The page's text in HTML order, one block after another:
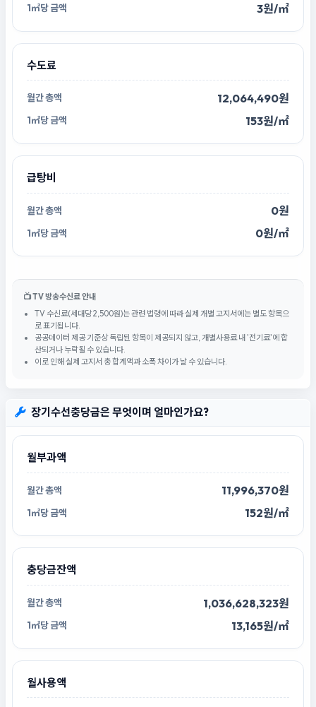
3원/㎡
수도료
12,064,490원
153원/㎡
급탕비
0원
0원/㎡
📺 TV 방송수신료 안내
TV 수신료(세대당 2,500원)는 관련 법령에 따라 실제 개별 고지서에는 별도 항목으
로 표기됩니다.
공공데이터 제공 기준상 독립된 항목이 제공되지 않고, 개별사용료 내 '전기료'에 합
산되거나 누락될 수 있습니다.
이로 인해 실제 고지서 총 합계액과 소폭 차이가 날 수 있습니다.
장기수선충당금은 무엇이며 얼마인가요?
월부과액
11,996,370원
152원/㎡
충당금잔액
1,036,628,323원
13,165원/㎡
월사용액